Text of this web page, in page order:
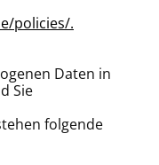
policies/.
Daten in
Sie
folgende